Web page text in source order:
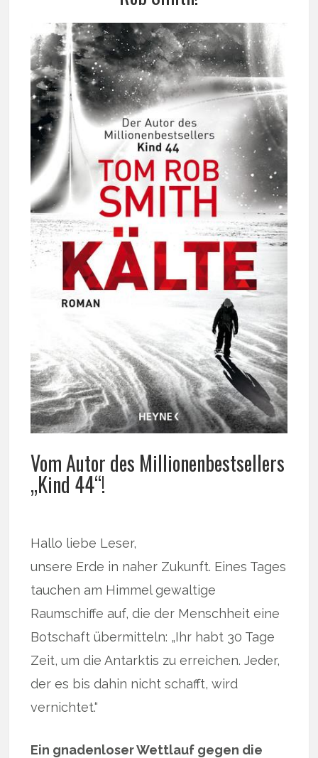
Vom Autor des Millionenbestsellers
„Kind 44“!
Hallo liebe Leser,
unsere Erde in naher Zukunft. Eines Tages
tauchen am Himmel gewaltige
Raumschiffe auf, die der Menschheit eine
Botschaft übermitteln: „Ihr habt 30 Tage
Zeit, um die Antarktis zu erreichen. Jeder,
der es bis dahin nicht schafft, wird
vernichtet.“
Ein gnadenloser Wettlauf gegen die